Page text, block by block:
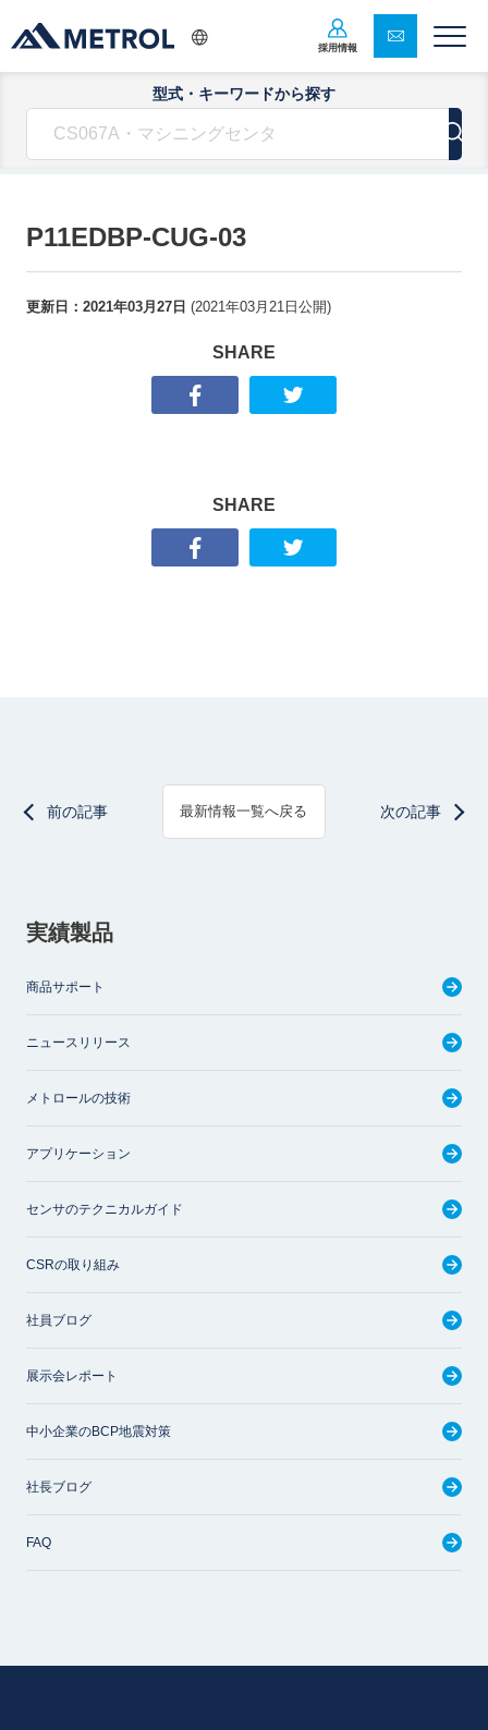
採用情報
型式・キーワードから探す
P11EDBP-CUG-03
更新日： 2021年03月27日 (2021年03月21日 公開)
SHARE
SHARE
前の記事 最新情報一覧へ戻る 次の記事
実績製品
商品サポート
ニュースリリース
メトロールの技術
アプリケーション
センサのテクニカルガイド
CSRの取り組み
社員ブログ
展示会レポート
中小企業のBCP地震対策
社長ブログ
FAQ